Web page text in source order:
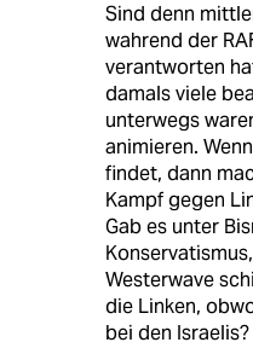
Sind denn
wahrend der
verantworten
damals viele
unterwegs
animieren.
findet, dann
Kampf gegen
Gab es unter
Westerwave
die Linken,
bei den Israelis?